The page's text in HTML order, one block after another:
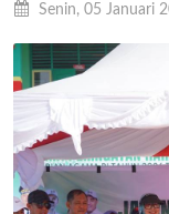
Senin, 05 Januari